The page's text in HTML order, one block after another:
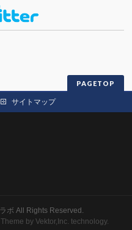
PAGETOP
サイトマップ
ボ All Rights Reserved.
byVektor,Inc. technology.